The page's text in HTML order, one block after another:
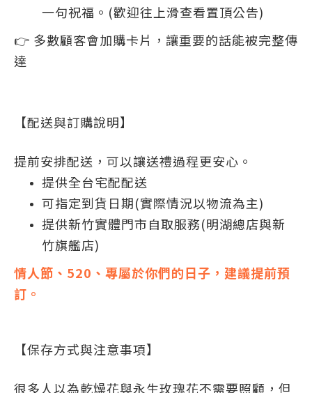
一句祝福。(歡迎往上滑查看置頂公告)
👉 多數顧客會加購卡片，讓重要的話能被完整傳
達
【配送與訂購說明】
提前安排配送，可以讓送禮過程更安心。
提供全台宅配配送
可指定到貨日期(實際情況以物流為主)
提供新竹實體門市自取服務(明湖總店與新
竹旗艦店)
情人節、520、專屬於你們的日子，建議提前預
訂。
【保存方式與注意事項】
很多人以為乾燥花與永生玫瑰花不需要照顧，但